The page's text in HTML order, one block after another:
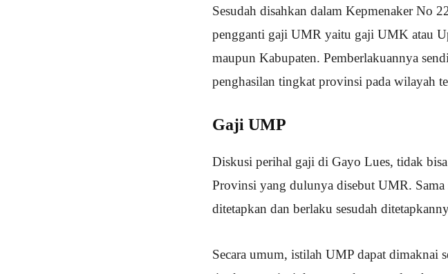
Sesudah disahkan dalam Kepmenaker No
pengganti gaji UMR yaitu gaji UMK atau
maupun Kabupaten. Pemberlakuannya
penghasilan tingkat provinsi pada wilayah
Gaji UMP
Diskusi perihal gaji di Gayo Lues, tidak
Provinsi yang dulunya disebut UMR.
ditetapkan dan berlaku sesudah
Secara umum, istilah UMP dapat dimaknai